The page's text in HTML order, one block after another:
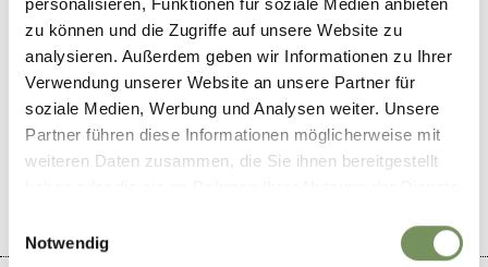
personalisieren, Funktionen für soziale Medien anbieten
zu können und die Zugriffe auf unsere Website zu
analysieren. Außerdem geben wir Informationen zu Ihrer
Verwendung unserer Website an unsere Partner für
soziale Medien, Werbung und Analysen weiter. Unsere
Partner führen diese Informationen möglicherweise mit
weiteren Daten zusammen, die Sie ihnen bereitgestellt
Notwendig
T+39 0473 923105
IL CONTENUTO VI È STATO UTILE?